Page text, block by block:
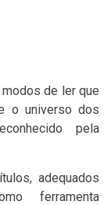
de ler que
o universo dos
pela
adequados
ferramenta